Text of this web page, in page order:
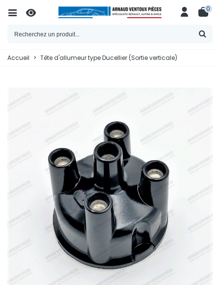
0
Accueil > Tête d'allumeur type Ducellier (Sortie verticale)